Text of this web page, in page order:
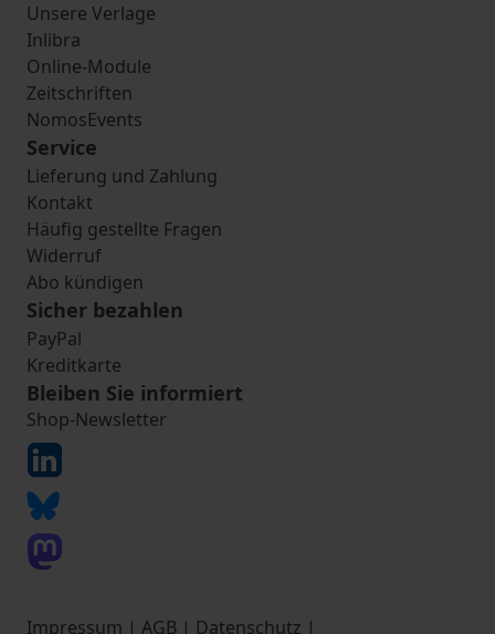
Unsere Verlage
Inlibra
Online-Module
Zeitschriften
NomosEvents
Service
Lieferung und Zahlung
Kontakt
Häufig gestellte Fragen
Widerruf
Abo kündigen
Sicher bezahlen
PayPal
Kreditkarte
Bleiben Sie informiert
Shop-Newsletter
Impressum | AGB | Datenschutz |